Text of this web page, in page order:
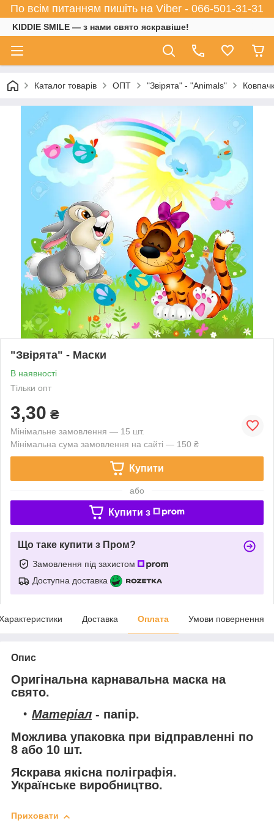
По всім питанням пишіть на Viber - 066-501-31-31
KIDDIE SMILE — з нами свято яскравіше!
Каталог товарів ОПТ "Звірята" - "Animals"
"Звірята" - Маски
В наявності
Тільки опт
3,30 ₴
Мінімальне замовлення — 15 шт.
Мінімальна сума замовлення на сайті — 150 ₴
Купити
або
Купити з
Що таке купити з Пром?
Замовлення під захистом
Доступна доставка
Доставка Оплата Умови повернення
Опис
Оригінальна карнавальна маска на
свято.
Матеріал - папір.
Можлива упаковка при відправленні по
8 або 10 шт.
Яскрава якісна поліграфія.
Українське виробництво.
Приховати